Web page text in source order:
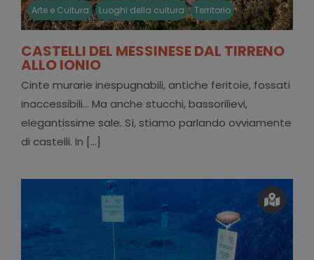
Arte e Cultura Luoghi della cultura Territorio
CASTELLI DEL MESSINESE DAL TIRRENO
ALLO IONIO
Cinte murarie inespugnabili, antiche feritoie, fossati
inaccessibili... Ma anche stucchi, bassorilievi,
elegantissime sale. Sì, stiamo parlando ovviamente
di castelli. In [...]